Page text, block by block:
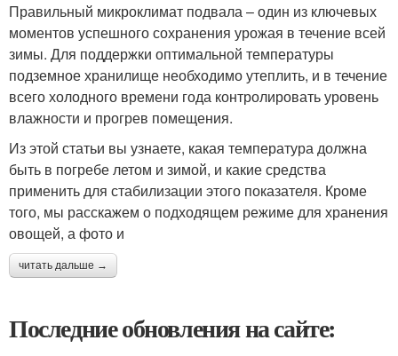
Правильный микроклимат подвала – один из ключевых
моментов успешного сохранения урожая в течение всей
зимы. Для поддержки оптимальной температуры
подземное хранилище необходимо утеплить, и в течение
всего холодного времени года контролировать уровень
влажности и прогрев помещения.
Из этой статьи вы узнаете, какая температура должна
быть в погребе летом и зимой, и какие средства
применить для стабилизации этого показателя. Кроме
того, мы расскажем о подходящем режиме для хранения
овощей, а фото и
читать дальше →
Последние обновления на сайте: